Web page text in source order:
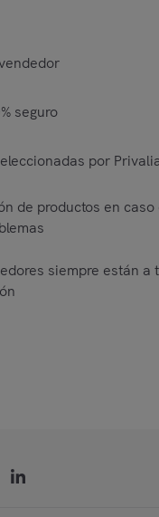
seguro
por
de productos en caso
siempre están a